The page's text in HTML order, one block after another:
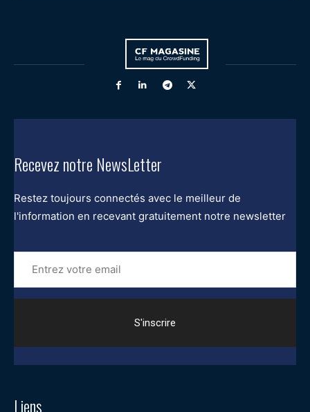
Recevez notre NewsLetter
Restez toujours connectés avec le meilleur de
l'information en recevant gratuitement notre newsletter
Entrez
votre
email
Liens